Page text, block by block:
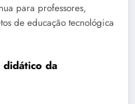
para professores,
de educação tecnológica
da